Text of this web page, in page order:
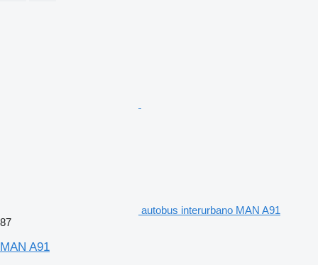
autobus interurbano MAN A91
87
MAN A91